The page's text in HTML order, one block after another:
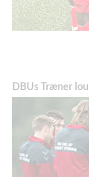
DBUs Træner